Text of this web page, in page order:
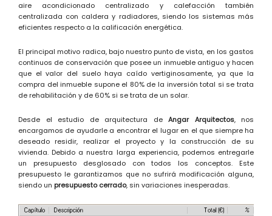
aire acondicionado centralizado y calefacción también
centralizada con caldera y radiadores, siendo los sistemas más
eficientes respecto a la calificación energética.
El principal motivo radica, bajo nuestro punto de vista, en los gastos
continuos de conservación que posee un inmueble antiguo y hacen
que el valor del suelo haya caído vertiginosamente, ya que la
compra del inmueble supone el 80% de la inversión total si se trata
de rehabilitación y de 60% si se trata de un solar.
Desde el estudio de arquitectura de Angar Arquitectos, nos
encargamos de ayudarle a encontrar el lugar en el que siempre ha
deseado residir, realizar el proyecto y la construcción de su
vivienda. Debido a nuestra larga experiencia, podemos entregarle
un presupuesto desglosado con todos los conceptos. Este
presupuesto le garantizamos que no sufrirá modificación alguna,
siendo un presupuesto cerrado, sin variaciones inesperadas.